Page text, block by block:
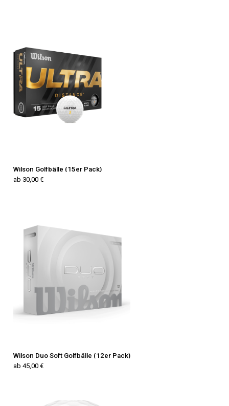
Wilson Golfbälle (15er Pack)
ab 30,00 €
Wilson Duo Soft Golfbälle (12er Pack)
ab 45,00 €